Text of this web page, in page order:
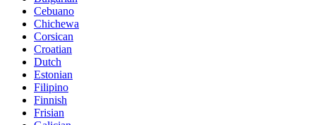
Cebuano
Chichewa
Corsican
Croatian
Dutch
Estonian
Filipino
Finnish
Frisian